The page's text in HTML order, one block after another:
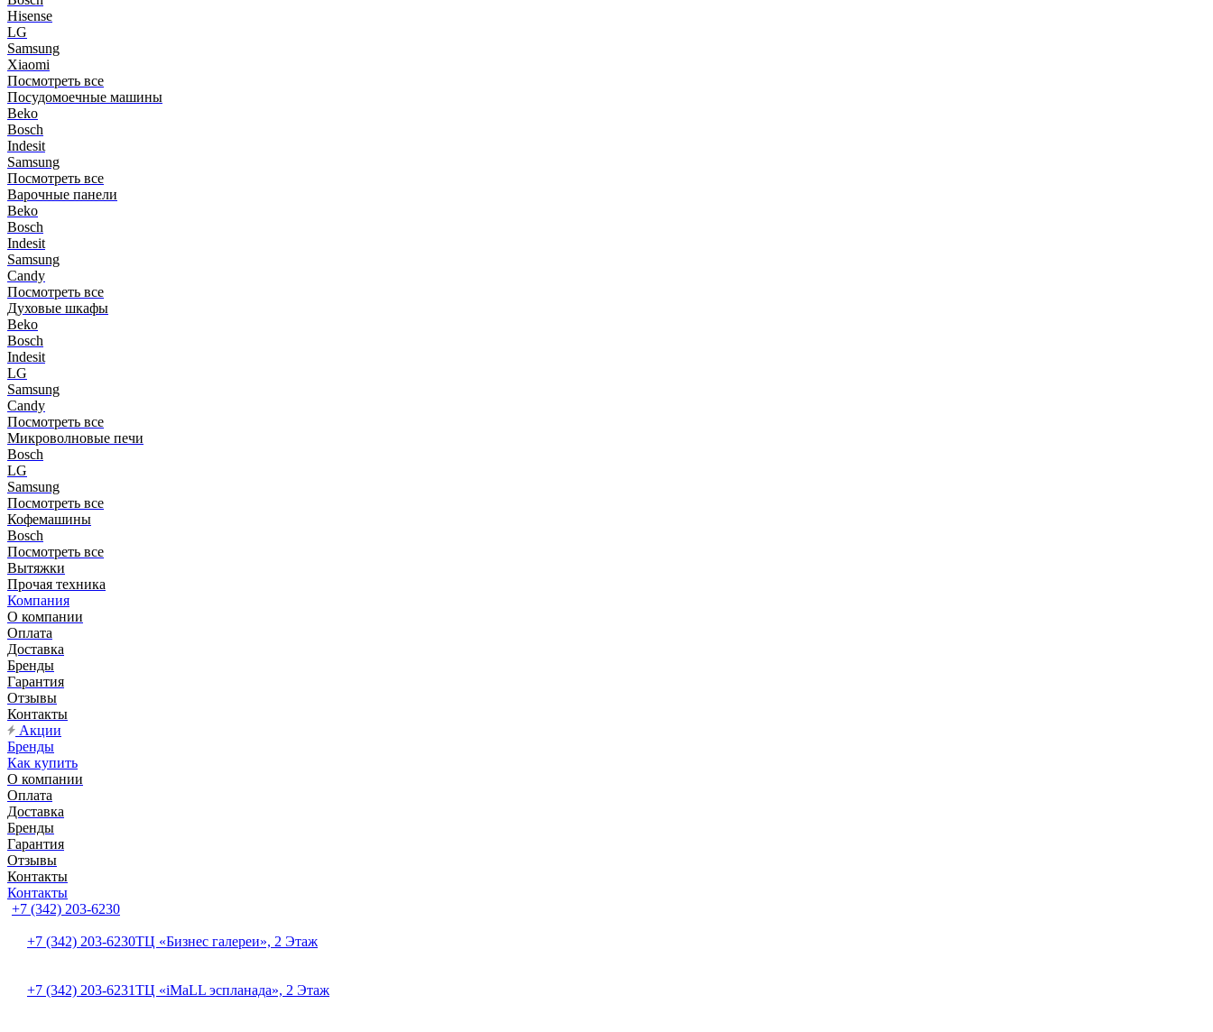
Hisense
LG
Samsung
Xiaomi
Посмотреть все
Посудомоечные машины
Beko
Bosch
Indesit
Samsung
Посмотреть все
Варочные панели
Beko
Bosch
Indesit
Samsung
Candy
Посмотреть все
Духовые шкафы
Beko
Bosch
Indesit
LG
Samsung
Candy
Посмотреть все
Микроволновые печи
Bosch
LG
Samsung
Посмотреть все
Кофемашины
Bosch
Посмотреть все
Вытяжки
Прочая техника
Компания
О компании
Оплата
Доставка
Бренды
Гарантия
Отзывы
Контакты
Акции
Бренды
Как купить
О компании
Оплата
Доставка
Бренды
Гарантия
Отзывы
Контакты
Контакты
+7 (342) 203-6230
+7 (342) 203-6230ТЦ «Бизнес галереи», 2 Этаж
+7 (342) 203-6231ТЦ «iMaLL эспланада», 2 Этаж